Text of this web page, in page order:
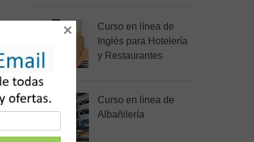
Curso en línea de
Inglés para Hotelería
y Restaurantes
Curso en línea de
Albañilería
×